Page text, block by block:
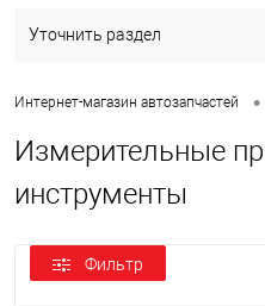
Уточнить раздел
Интернет-магазин автозапчастей •
Измерительные
инструменты
Фильтр